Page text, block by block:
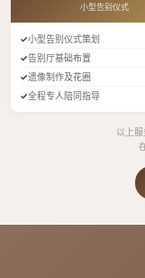
小型告别仪式
小型告别仪式策划
告别厅基础布置
遗像制作及花圈
全程专人陪同指导
以上